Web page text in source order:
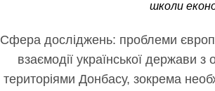
школи
Сфера досліджень: проблеми
взаємодії української держави
територіями Донбасу, зокрема